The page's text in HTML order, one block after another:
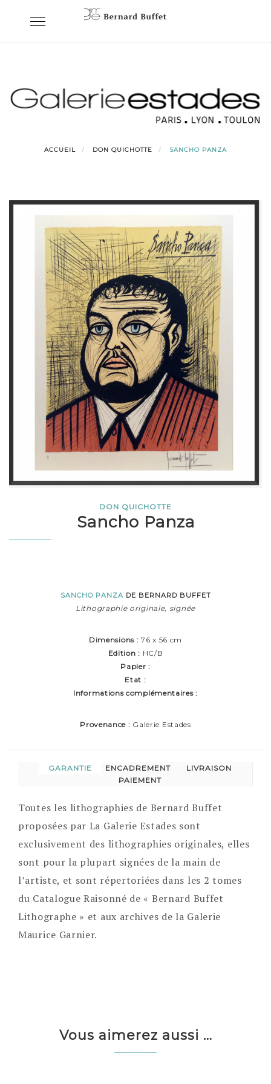
Toggle
ACCUEIL DON QUICHOTTE SANCHO PANZA
DON QUICHOTTE
Sancho Panza
SANCHO PANZA DE BERNARD BUFFET
Lithographie originale, signée
Dimensions : 76 x 56 cm
Edition : HC/B
Papier :
Etat :
Informations complémentaires :
Provenance : Galerie Estades
GARANTIE ENCADREMENT
LIVRAISON
PAIEMENT
Toutes les lithographies de Bernard Buffet
proposées par La Galerie Estades sont
exclusivement des lithographies originales, elles
sont pour la plupart signées de la main de
l’artiste, et sont répertoriées dans les 2 tomes
du Catalogue Raisonné de « Bernard Buffet
Lithographe » et aux archives de la Galerie
Maurice Garnier.
Vous aimerez aussi …